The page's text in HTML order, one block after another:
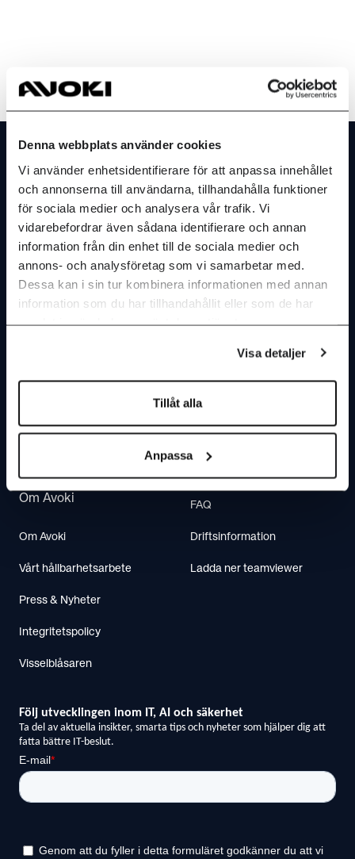
Denna webbplats använder cookies
Vi använder enhetsidentifierare för att anpassa innehållet
och annonserna till användarna, tillhandahålla funktioner
för sociala medier och analysera vår trafik. Vi
vidarebefordrar även sådana identifierare och annan
information från din enhet till de sociala medier och
annons- och analysföretag som vi samarbetar med.
Dessa kan i sin tur kombinera informationen med annan
information som du har tillhandahållit eller som de har
samlat in när du har använt deras tjänster.
Visa detaljer
Tillåt alla
Anpassa
Footer
IT säkerhet
Dokument
Om Avoki
Om Avoki
Vårt hållbarhetsarbete
Press & Nyheter
Integritetspolicy
Visselblåsaren
IT-byrån webcast
Kontakta oss
FAQ
Driftsinformation
Ladda ner teamviewer